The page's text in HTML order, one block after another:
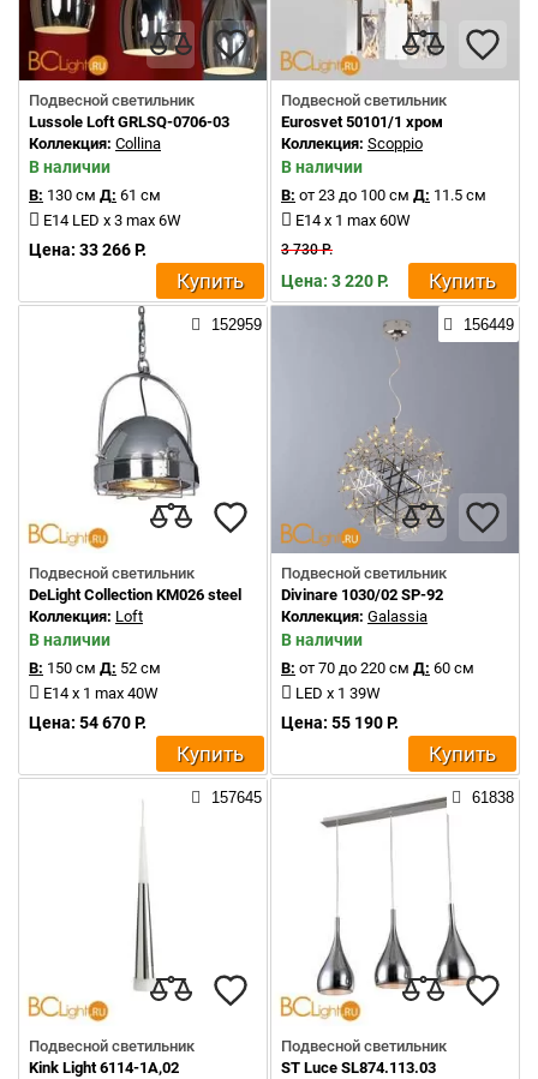
Подвесной светильник
Lussole Loft GRLSQ-0706-03
Коллекция: Collina
В наличии
В: 130 см Д: 61 см
E14 LED x 3 max 6W
Цена: 33 266 Р.
Купить
Подвесной светильник
Eurosvet 50101/1 хром
Коллекция: Scoppio
В наличии
В: от 23 до 100 см Д: 11.5 см
E14 x 1 max 60W
3 730 Р.
Цена: 3 220 Р. Купить
152959
Подвесной светильник
DeLight Collection KM026 steel
Коллекция: Loft
В наличии
В: 150 см Д: 52 см
E14 x 1 max 40W
Цена: 54 670 Р.
Купить
156449
Подвесной светильник
Divinare 1030/02 SP-92
Коллекция: Galassia
В наличии
В: от 70 до 220 см Д: 60 см
LED x 1 39W
Цена: 55 190 Р.
Купить
157645
Подвесной светильник
Kink Light 6114-1A,02
61838
Подвесной светильник
ST Luce SL874.113.03